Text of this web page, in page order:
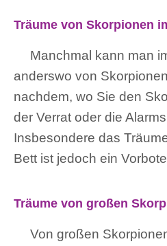
Träume von Skorpionen
Manchmal kann man
anderswo von
nachdem, wo Sie den
der Verrat oder die
Insbesondere das
Bett ist jedoch ein
Träume von großen
Von großen